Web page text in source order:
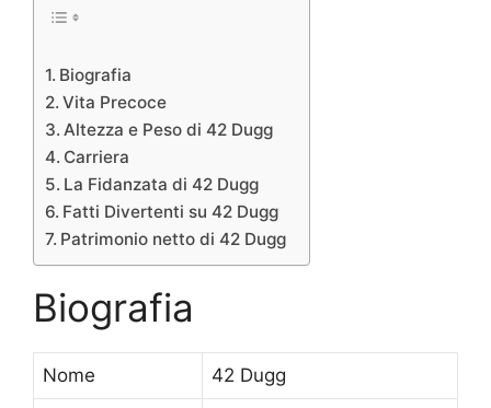
Biografia
Vita Precoce
Altezza e Peso di 42 Dugg
Carriera
La Fidanzata di 42 Dugg
Fatti Divertenti su 42 Dugg
Patrimonio netto di 42 Dugg
Biografia
Nome 42 Dugg